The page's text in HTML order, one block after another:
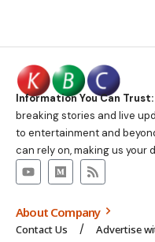
Information You Can Trust:
breaking stories and live
to entertainment and
can rely on, making us your
About Company
Contact Us Advertise